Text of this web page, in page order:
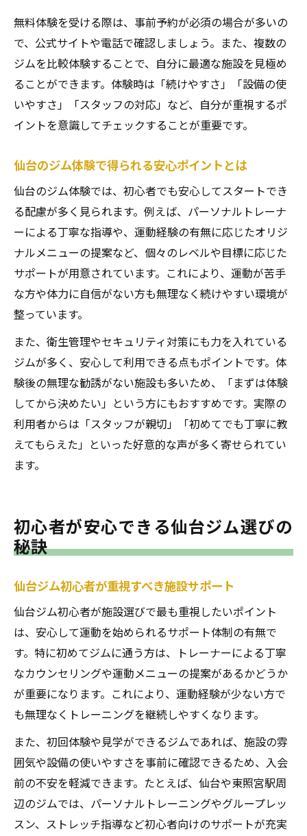
無料体験を受ける際は、事前予約が必須の場合が多いの
で、公式サイトや電話で確認しましょう。また、複数の
ジムを比較体験することで、自分に最適な施設を見極め
ることができます。体験時は「続けやすさ」「設備の使
いやすさ」「スタッフの対応」など、自分が重視するポ
イントを意識してチェックすることが重要です。
仙台のジム体験で得られる安心ポイントとは
仙台のジム体験では、初心者でも安心してスタートでき
る配慮が多く見られます。例えば、パーソナルトレーナ
ーによる丁寧な指導や、運動経験の有無に応じたオリジ
ナルメニューの提案など、個々のレベルや目標に応じた
サポートが用意されています。これにより、運動が苦手
な方や体力に自信がない方も無理なく続けやすい環境が
整っています。
また、衛生管理やセキュリティ対策にも力を入れている
ジムが多く、安心して利用できる点もポイントです。体
験後の無理な勧誘がない施設も多いため、「まずは体験
してから決めたい」という方にもおすすめです。実際の
利用者からは「スタッフが親切」「初めてでも丁寧に教
えてもらえた」といった好意的な声が多く寄せられてい
ます。
初心者が安心できる仙台ジム選びの
秘訣
仙台ジム初心者が重視すべき施設サポート
仙台ジム初心者が施設選びで最も重視したいポイント
は、安心して運動を始められるサポート体制の有無で
す。特に初めてジムに通う方は、トレーナーによる丁寧
なカウンセリングや運動メニューの提案があるかどうか
が重要になります。これにより、運動経験が少ない方で
も無理なくトレーニングを継続しやすくなります。
また、初回体験や見学ができるジムであれば、施設の雰
囲気や設備の使いやすさを事前に確認できるため、入会
前の不安を軽減できます。たとえば、仙台や東照宮駅周
辺のジムでは、パーソナルトレーニングやグループレッ
スン、ストレッチ指導など初心者向けのサポートが充実